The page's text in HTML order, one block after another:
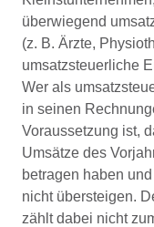
überwiegend
(z. B. Ärzte,
umsatzsteuerliche
Wer als
in seinen
Voraussetzung ist,
Umsätze des
betragen haben
nicht übersteigen.
zählt dabei nicht